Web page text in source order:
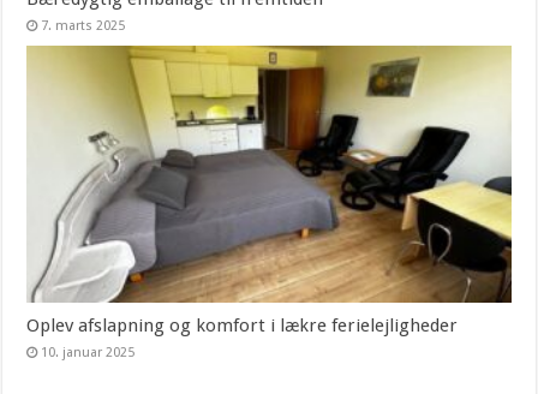
7. marts 2025
Oplev afslapning og komfort i lækre ferielejligheder
10. januar 2025